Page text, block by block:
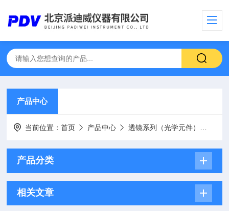
产品中心
当前位置：首页 产品中心 透镜系列（光学元件）
产品分类
相关文章